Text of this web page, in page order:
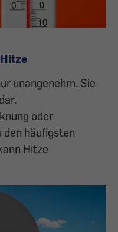
unangenehm. Sie
oder
häufigsten
Hitze